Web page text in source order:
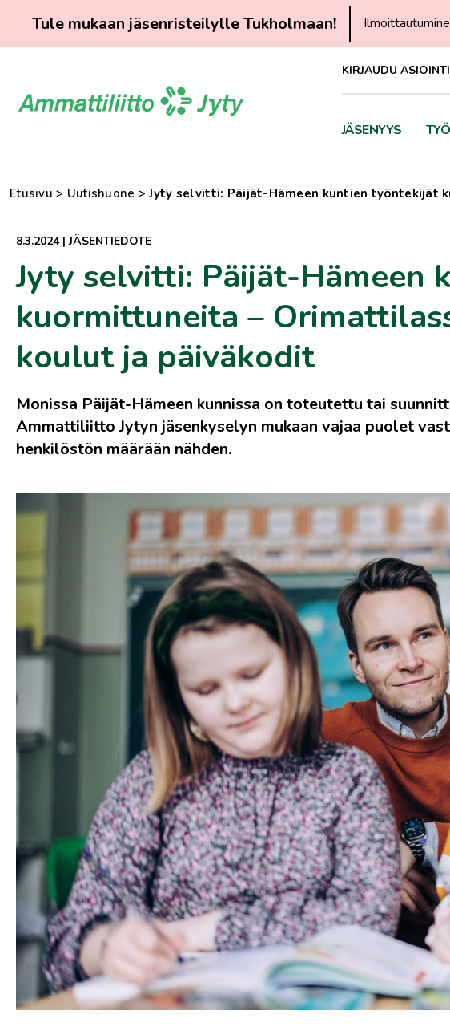
Tule mukaan jäsenristeilylle Tukholmaan!
sisältöön
KIRJAUDU
JÄSENYYS
Etusivu > Uutishuone >Jyty selvitti: Päijät-Hämeen kuntien
8.3.2024|JÄSENTIEDOTE
Jyty selvitti: Päijät-Hämeen
kuormittuneita –
koulut ja päiväkodit
Monissa Päijät-Hämeen kunnissa on toteutettu tai
Ammattiliitto Jytyn jäsenkyselyn mukaan vajaa puolet
henkilöstön määrään nähden.